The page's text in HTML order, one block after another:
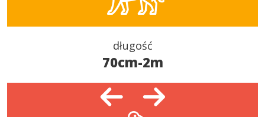
długość
70cm-2m